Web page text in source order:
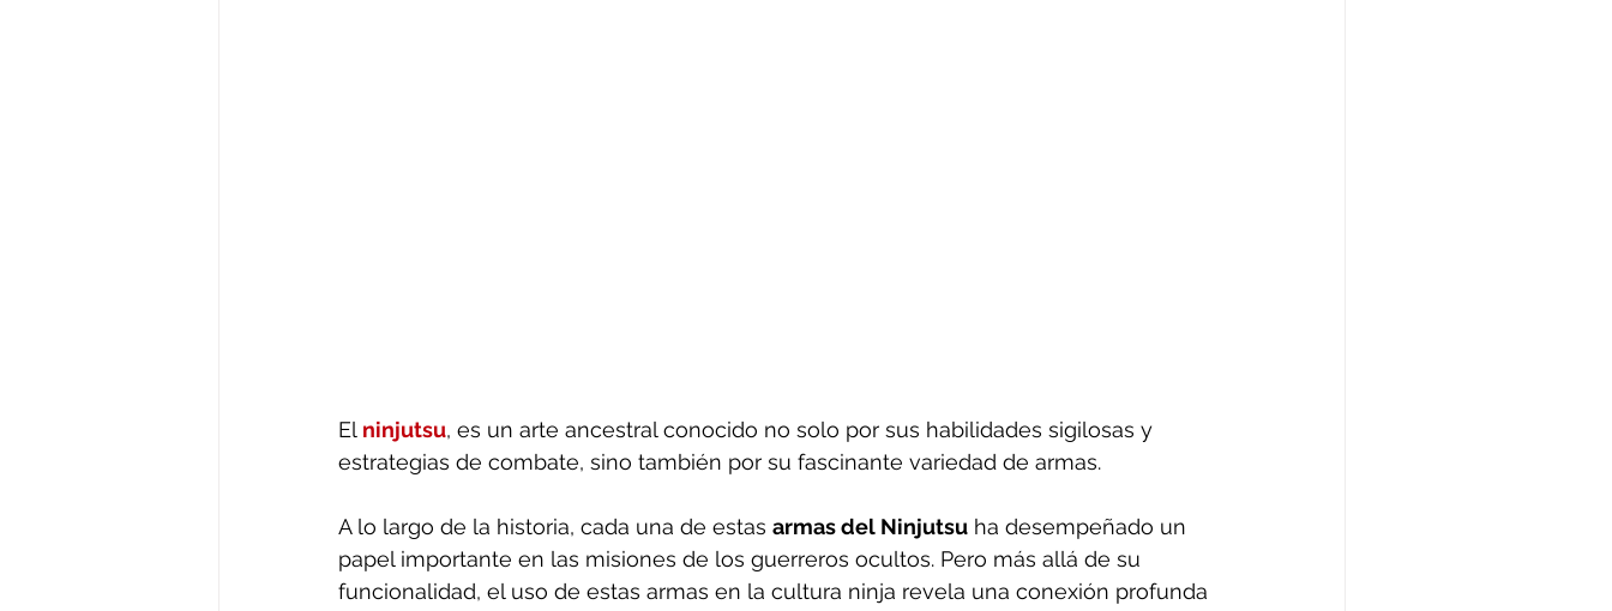
El ninjutsu, es un arte ancestral conocido no solo por sus habilidades sigilosas y
estrategias de combate, sino también por su fascinante variedad de armas.
A lo largo de la historia, cada una de estas armas del Ninjutsu ha desempeñado un
papel importante en las misiones de los guerreros ocultos. Pero más allá de su
funcionalidad, el uso de estas armas en la cultura ninja revela una conexión profunda